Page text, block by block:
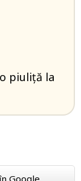
piuliță la
Google